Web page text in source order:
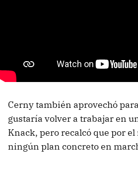
Cerny también aprovechó
gustaría volver a trabajar en
Knack, pero recalcó que por
ningún plan concreto en